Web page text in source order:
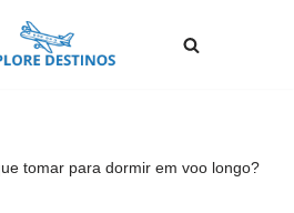
tomar para dormir em voo longo?